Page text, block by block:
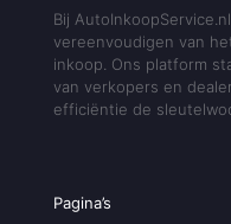
Bij
vereenvoudigen van
inkoop. Ons platform
van verkopers en
efficiëntie de
Pagina’s